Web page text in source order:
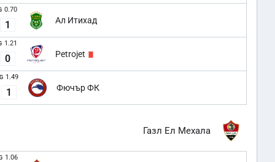
0.70
1 Ал Итихад
1.21
0 Petrojet
1.49
1 Фючър ФК
Газл Ел Мехала
1.06